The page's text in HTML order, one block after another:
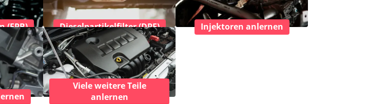
(EPB) Dieselpartikelfilter (DPF) Injektoren anlernen
Viele weitere Teile
anlernen